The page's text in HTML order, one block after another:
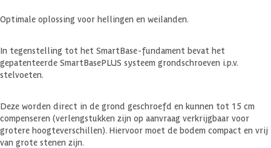
Optimale oplossing voor hellingen en weilanden.
In tegenstelling tot het SmartBase-fundament bevat het
gepatenteerde SmartBasePLUS systeem grondschroeven i.p.v.
stelvoeten.
Deze worden direct in de grond geschroefd en kunnen tot 15 cm
compenseren (verlengstukken zijn op aanvraag verkrijgbaar voor
grotere hoogteverschillen). Hiervoor moet de bodem compact en vrij
van grote stenen zijn.